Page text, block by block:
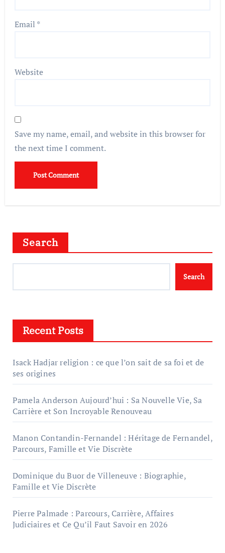
Email *
Website
Save my name, email, and website in this browser for
the next time I comment.
Search
Search
Recent Posts
Isack Hadjar religion : ce que l’on sait de sa foi et de
ses origines
Pamela Anderson Aujourd’hui : Sa Nouvelle Vie, Sa
Carrière et Son Incroyable Renouveau
Manon Contandin-Fernandel : Héritage de Fernandel,
Parcours, Famille et Vie Discrète
Dominique du Buor de Villeneuve : Biographie,
Famille et Vie Discrète
Pierre Palmade : Parcours, Carrière, Affaires
Judiciaires et Ce Qu’il Faut Savoir en 2026